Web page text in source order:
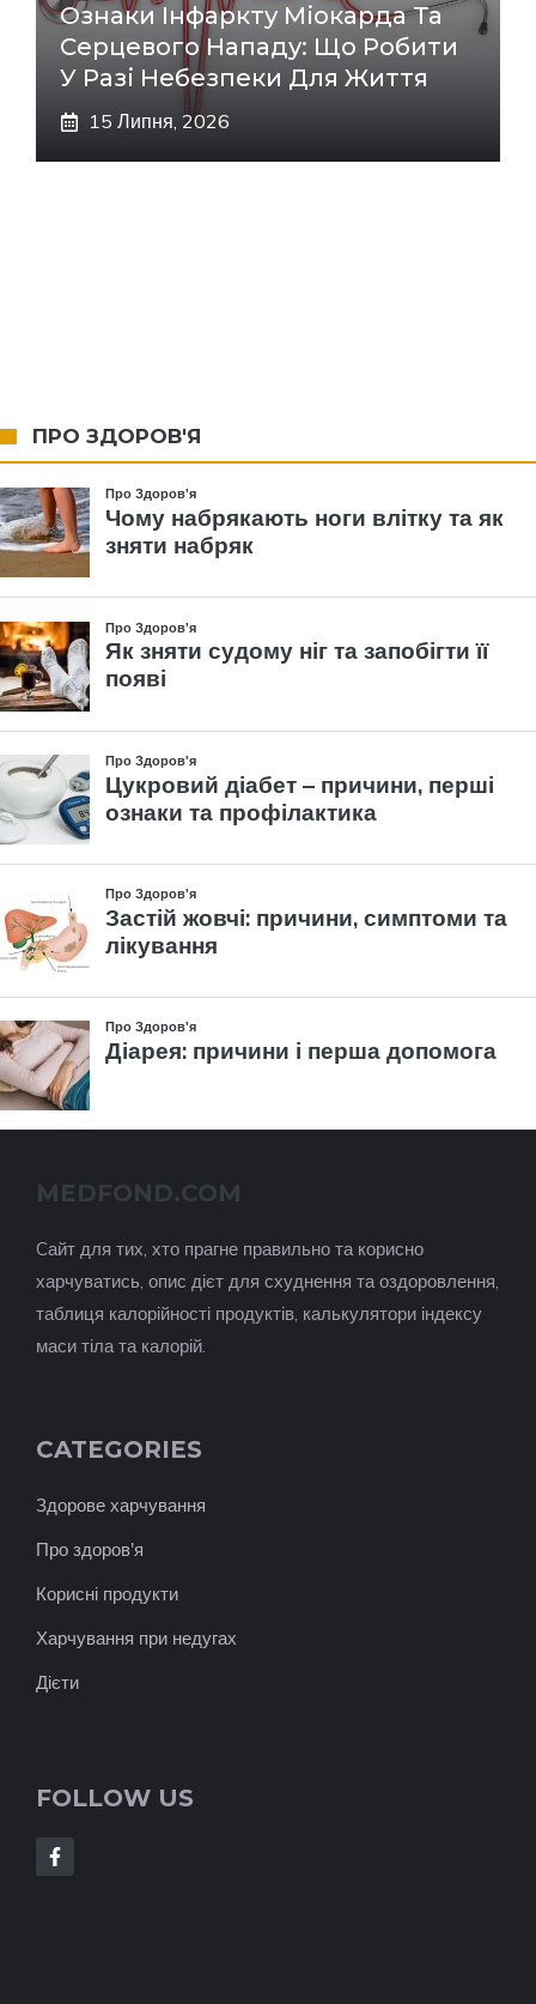
Ознаки Інфаркту Міокарда Та
Серцевого Нападу: Що Робити
У Разі Небезпеки Для Життя
15 Липня, 2026
ПРО ЗДОРОВ'Я
MEDFOND.COM
Cайт для тих, хто прагне правильно та корисно
харчуватись, опис дієт для схуднення та оздоровлення,
таблиця калорійності продуктів, калькулятори індексу
маси тіла та калорій.
CATEGORIES
Здорове харчування
Про здоров'я
Корисні продукти
Харчування при недугах
Дієти
FOLLOW US